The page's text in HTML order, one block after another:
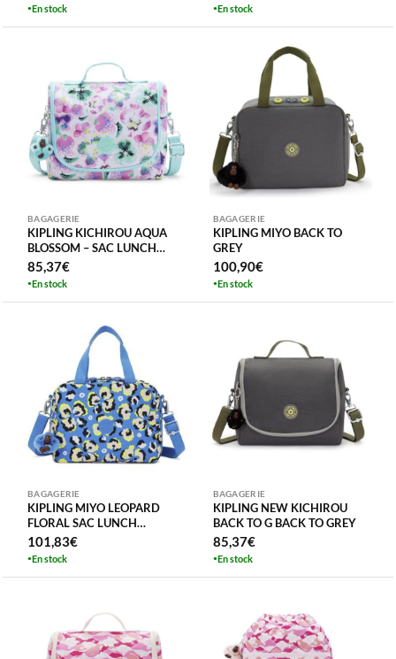
En stock En stock
BAGAGERIE
KIPLING KICHIROU AQUA
BLOSSOM – SAC LUNCH
ISOTHERMIQUE NEW
KICHIROU
85,37€
En stock
BAGAGERIE
KIPLING MIYO BACK TO
GREY
100,90€
En stock
BAGAGERIE
KIPLING MIYO LEOPARD
FLORAL SAC LUNCH
ISOTHERM
101,83€
En stock
BAGAGERIE
KIPLING NEW KICHIROU
BACK TO G BACK TO GREY
85,37€
En stock